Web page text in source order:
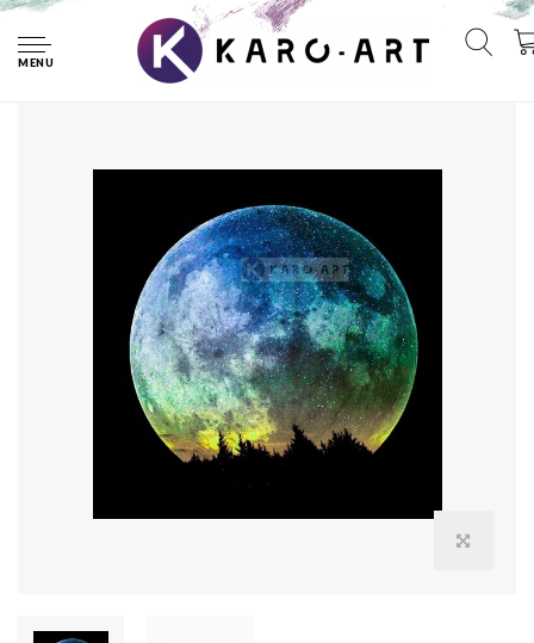
MENU
Schilderij - Gekleurde Volle Maan , Blauw zwart , 3 maten ,
Premium print